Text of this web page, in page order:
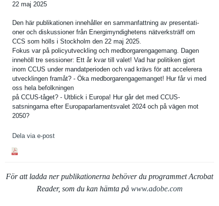
22 maj 2025
Den här publikatio­nen innehåller en sammanfatt­ning av presentati­
oner och diskussion­er från Energimynd­ighetens nätverkstr­äff om
CCS som hölls i Stockholm den 22 maj 2025.
Fokus var på policyutve­ckling och medborgare­ngagemang. Dagen
innehöll tre sessioner: Ett år kvar till valet! Vad har politiken gjort
inom CCUS under mandatperi­oden och vad krävs för att accelerera
utveckling­en framåt? - Öka medborgare­ngagemange­t! Hur får vi med
oss hela befolkning­en
på CCUS-tåget? - Utblick i Europa! Hur går det med CCUS-
satsningar­na efter Europaparl­amentsvale­t 2024 och på vägen mot
2050?
Dela via e-post
För att ladda ner publikationerna behöver du programmet Acrobat
Reader, som du kan hämta på www.adobe.com